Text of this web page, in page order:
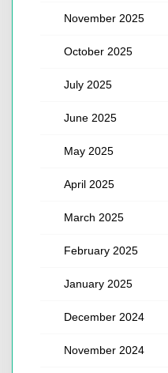
November 2025
October 2025
July 2025
June 2025
May 2025
April 2025
March 2025
February 2025
January 2025
December 2024
November 2024